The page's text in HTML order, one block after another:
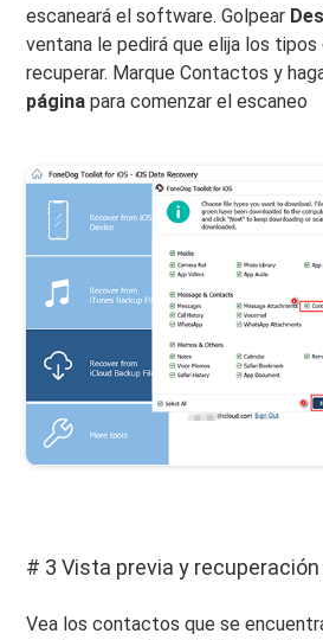
escaneará el software. Golpear
ventana le pedirá que elija los
recuperar. Marque Contactos y
página para comenzar el escaneo
# 3 Vista previa y
Vea los contactos que se